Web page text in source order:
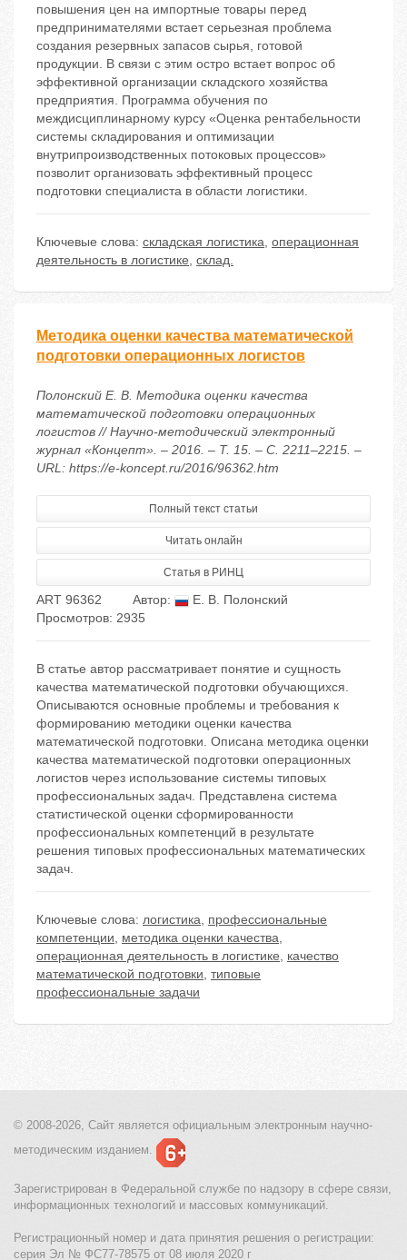
повышения цен на импортные товары перед
предпринимателями встает серьезная проблема
создания резервных запасов сырья, готовой
продукции. В связи с этим остро встает вопрос об
эффективной организации складского хозяйства
предприятия. Программа обучения по
междисциплинарному курсу «Оценка рентабельности
системы складирования и оптимизации
внутрипроизводственных потоковых процессов»
позволит организовать эффективный процесс
подготовки специалиста в области логистики.
Ключевые слова: складская логистика, операционная
деятельность в логистике, склад.
Методика оценки качества математической
подготовки операционных логистов
Полонский Е. В. Методика оценки качества
математической подготовки операционных
логистов // Научно-методический электронный
журнал «Концепт». – 2016. – Т. 15. – С. 2211–2215. –
URL: https://e-koncept.ru/2016/96362.htm
Полный текст статьи
Читать онлайн
Статья в РИНЦ
ART 96362 Автор:
Е. В. Полонский
Просмотров: 2935
В статье автор рассматривает понятие и сущность
качества математической подготовки обучающихся.
Описываются основные проблемы и требования к
формированию методики оценки качества
математической подготовки. Описана методика оценки
качества математической подготовки операционных
логистов через использование системы типовых
профессиональных задач. Представлена система
статистической оценки сформированности
профессиональных компетенций в результате
решения типовых профессиональных математических
задач.
Ключевые слова: логистика, профессиональные
компетенции, методика оценки качества,
операционная деятельность в логистике, качество
математической подготовки, типовые
профессиональные задачи
© 2008-2026, Сайт является официальным электронным научно-
методическим изданием.
Зарегистрирован в Федеральной службе по надзору в сфере связи,
информационных технологий и массовых коммуникаций.
Регистрационный номер и дата принятия решения о регистрации:
серия Эл № ФС77-78575 от 08 июля 2020 г